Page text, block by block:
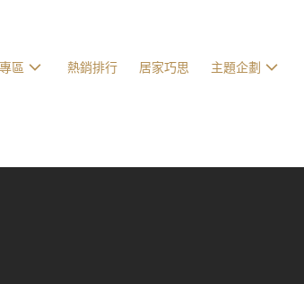
區 熱銷排行 居家巧思 主題企劃